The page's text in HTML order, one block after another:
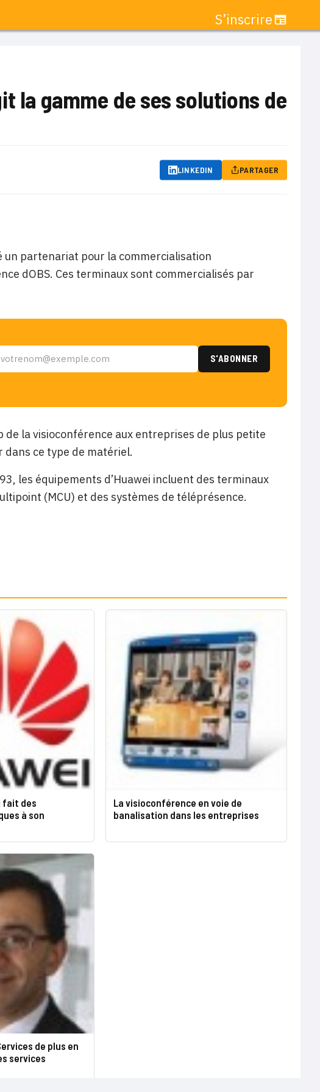
S’inscrire
la gamme de ses solutions de
LINKEDIN PARTAGER
un partenariat pour la commercialisation
dOBS. Ces terminaux sont commercialisés par
de la visioconférence aux entreprises de plus petite
dans ce type de matériel.
les équipements d’Huawei incluent des terminaux
(MCU) et des systèmes de téléprésence.
fait des
à son
La visioconférence en voie de
banalisation dans les entreprises
de plus en
services